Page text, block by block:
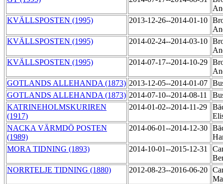
KVÄLLSPOSTEN (1995)
2013-12-26--2014-01-10
KVÄLLSPOSTEN (1995)
2014-02-24--2014-03-10
KVÄLLSPOSTEN (1995)
2014-07-17--2014-10-29
GOTLANDS ALLEHANDA (1873) 2013-12-05--2014-01-07
GOTLANDS ALLEHANDA (1873) 2014-07-10--2014-08-11
KATRINEHOLMSKURIREN
(1917)
2014-01-02--2014-11-29
NACKA VÄRMDÖ POSTEN
(1989)
2014-06-01--2014-12-30
MORA TIDNING (1893)
2014-10-01--2015-12-31
NORRTELJE TIDNING (1880)
2012-08-23--2016-06-20